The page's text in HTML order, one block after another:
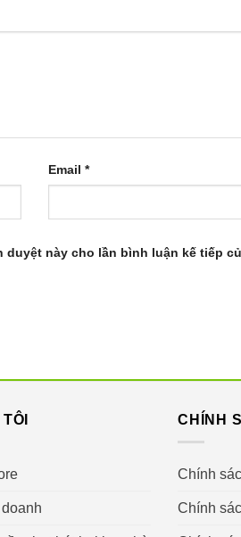
MAX
Email *
này cho lần bình luận kế tiếp
CHÍNH
Chính
Chính